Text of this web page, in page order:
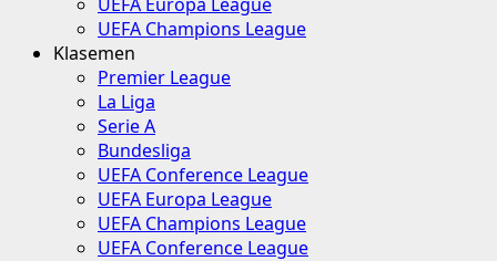
UEFA Champions League
Klasemen
Premier League
La Liga
Serie A
Bundesliga
UEFA Conference League
UEFA Europa League
UEFA Champions League
UEFA Conference League